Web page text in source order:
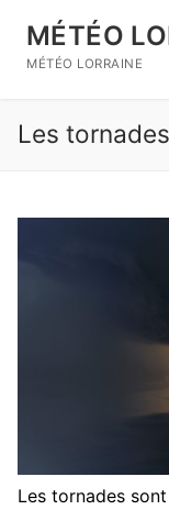
contenu
MÉTÉO
MÉTÉO LORRAINE
Rechercher :
Les
Les tornades